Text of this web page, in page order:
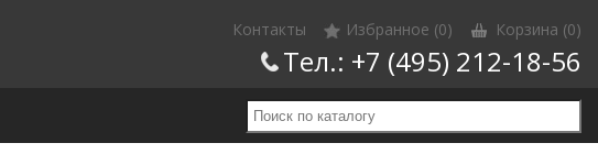
Корзина (0)
Избранное (0)
Контакты
Тел.: +7 (495) 212-18-56